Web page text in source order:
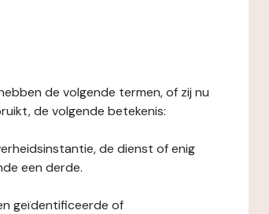
de volgende termen, of zij nu
de volgende betekenis:
de dienst of enig
een derde.
geïdentificeerde of